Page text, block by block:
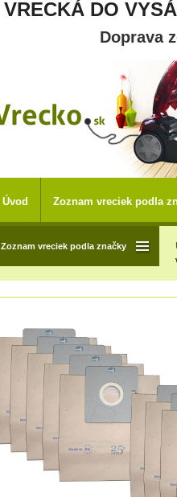
VRECKÁ DO
Doprava
Zoznam vreciek podla značky
Úvod Zoznam vreciek podla